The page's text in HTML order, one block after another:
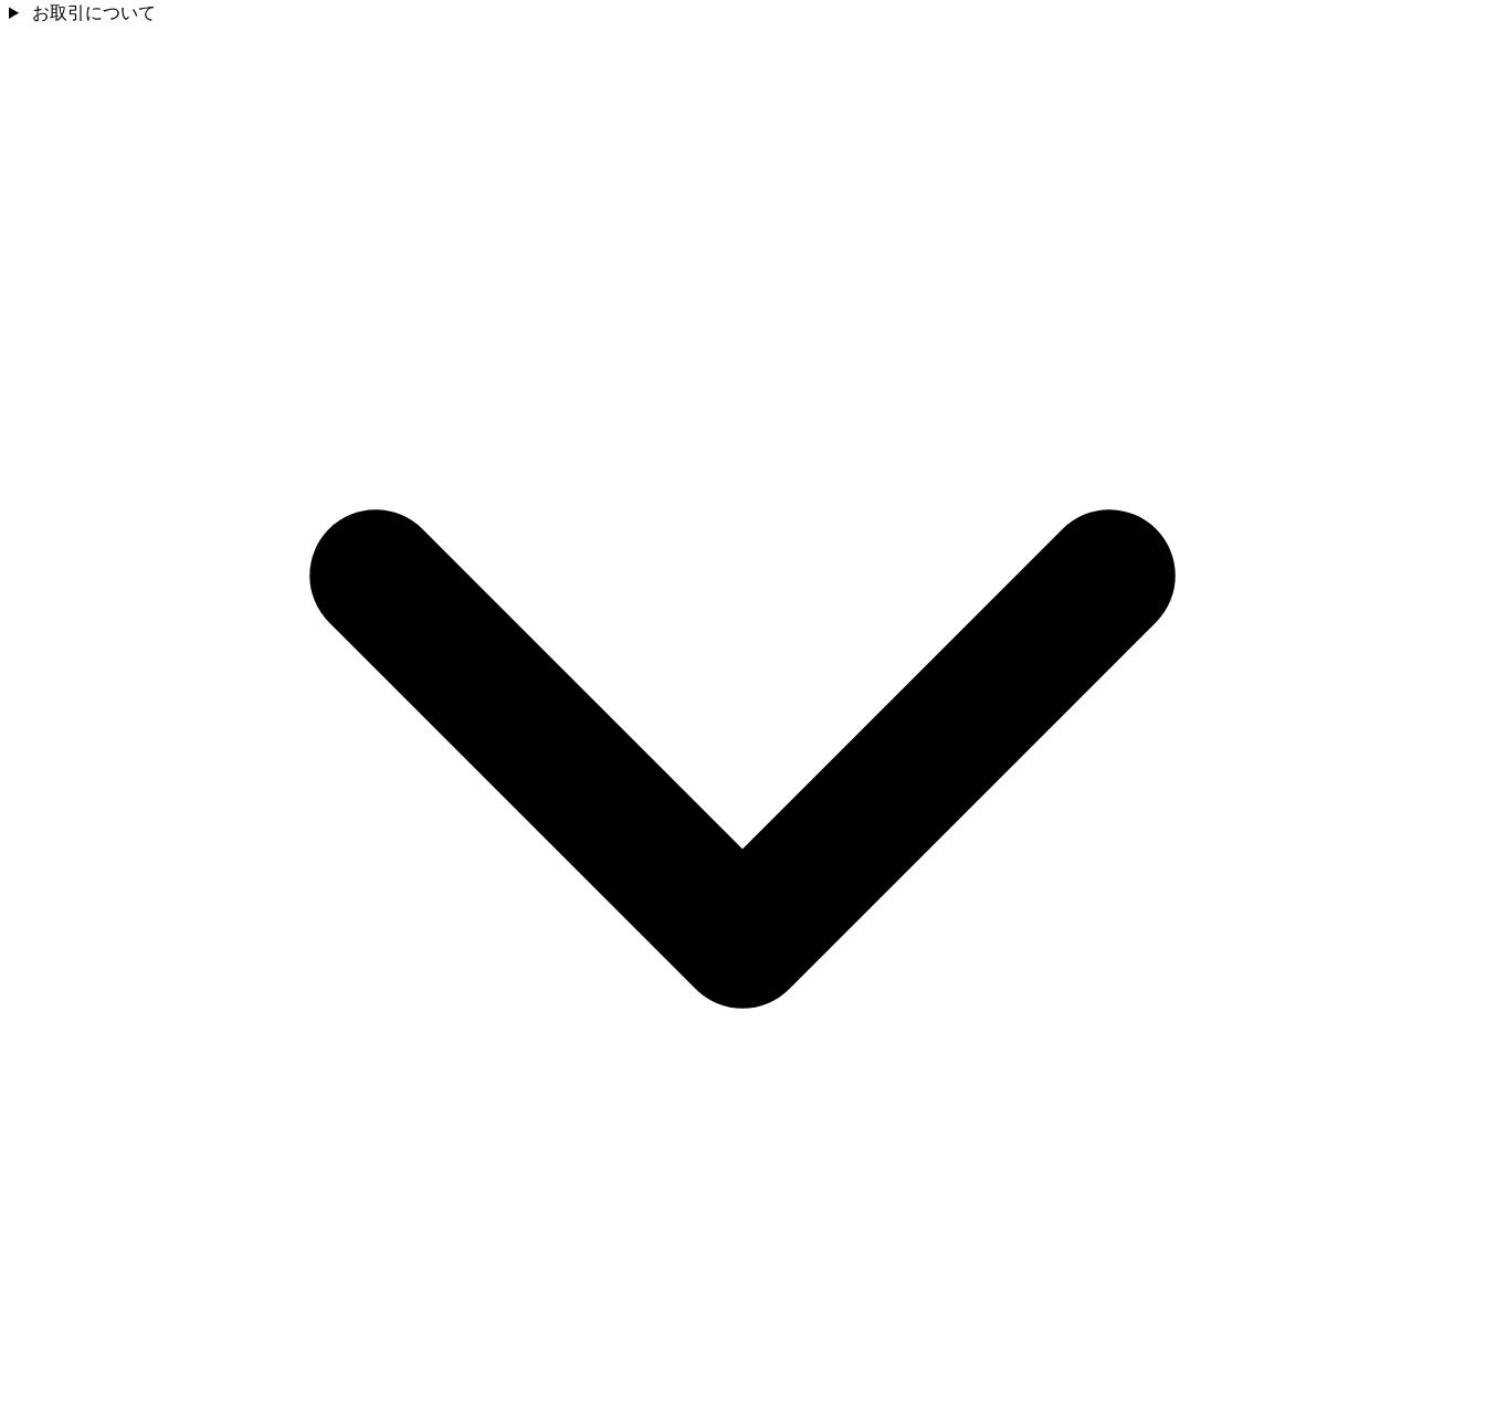
お取引について